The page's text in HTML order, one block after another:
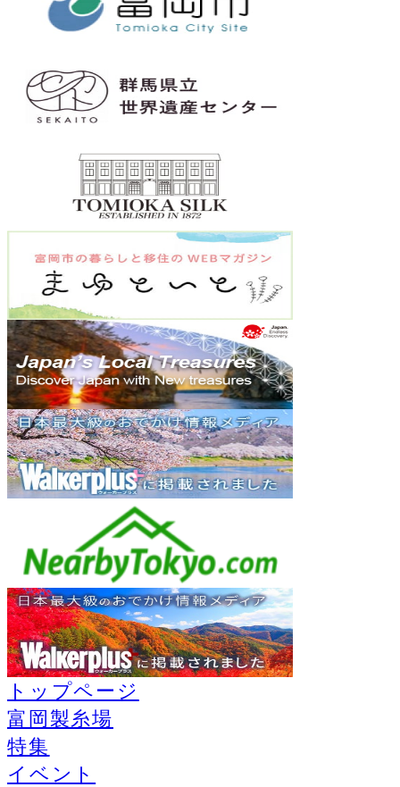
トップページ
富岡製糸場
特集
イベント